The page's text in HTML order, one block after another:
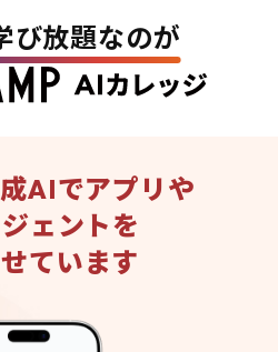
び放題なのが
AIでアプリや
ェントを
ています